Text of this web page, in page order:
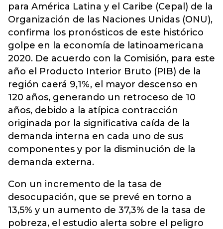
para América Latina y el Caribe (Cepal) de la
Organización de las Naciones Unidas (ONU),
confirma los pronósticos de este histórico
golpe en la economía de latinoamericana
2020. De acuerdo con la Comisión, para este
año el Producto Interior Bruto (PIB) de la
región caerá 9,1%, el mayor descenso en
120 años, generando un retroceso de 10
años, debido a la atípica contracción
originada por la significativa caída de la
demanda interna en cada uno de sus
componentes y por la disminución de la
demanda externa.
Con un incremento de la tasa de
desocupación, que se prevé en torno a
13,5% y un aumento de 37,3% de la tasa de
pobreza, el estudio alerta sobre el peligro